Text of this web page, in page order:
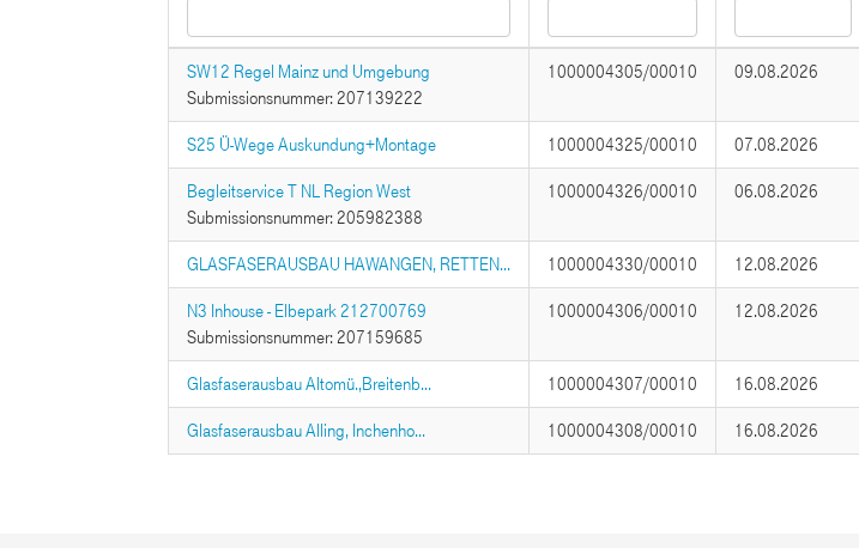
SW12 Regel Mainz und Umgebung
Submissionsnummer: 207139222
1000004305/00010 09.08.2026
S25 Ü-Wege Auskundung+Montage 1000004325/00010 07.08.2026
Begleitservice T NL Region West
Submissionsnummer: 205982388
1000004326/00010 06.08.2026
GLASFASERAUSBAU HAWANGEN, RETTEN... 1000004330/00010 12.08.2026
N3 Inhouse - Elbepark 212700769
Submissionsnummer: 207159685
1000004306/00010 12.08.2026
Glasfaserausbau Altomü.,Breitenb... 1000004307/00010 16.08.2026
Glasfaserausbau Alling, Inchenho... 1000004308/00010 16.08.2026